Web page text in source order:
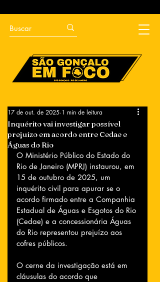
Inquérito vai investigar possível
prejuízo em acordo entre Cedae e
Águas do Rio
17 de out. de 2025 1 min de leitura
O Ministério Público do Estado do
Rio de Janeiro (MPRJ) instaurou, em
15 de outubro de 2025, um
inquérito civil para apurar se o
acordo firmado entre a Companhia
Estadual de Águas e Esgotos do Rio
(Cedae) e a concessionária Águas
do Rio representou prejuízo aos
cofres públicos.
O cerne da investigação está em
cláusulas do acordo que